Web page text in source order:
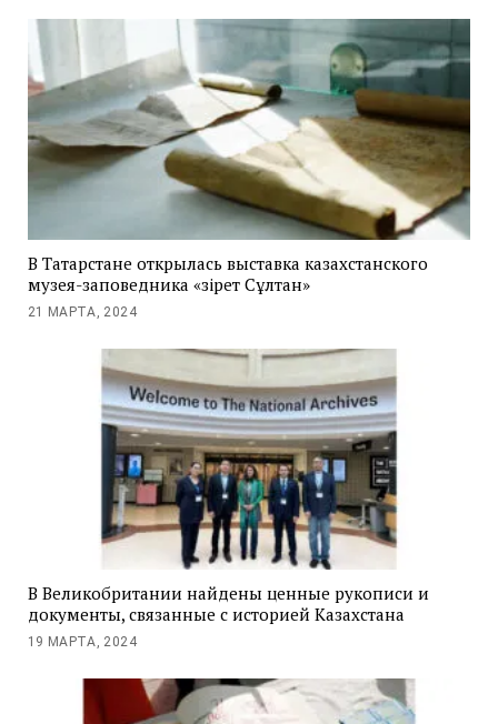
В Татарстане открылась выставка казахстанского
музея-заповедника «Әзірет Сұлтан»
21 МАРТА, 2024
В Великобритании найдены ценные рукописи и
документы, связанные с историей Казахстана
19 МАРТА, 2024